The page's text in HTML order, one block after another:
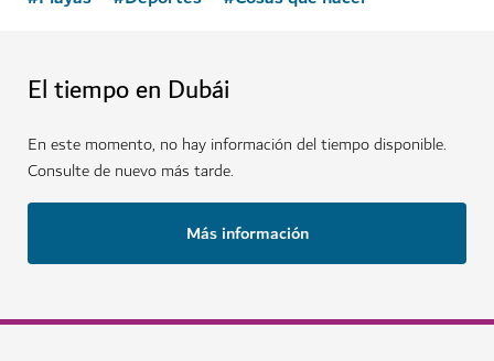
El tiempo en Dubái
En este momento, no hay información del tiempo disponible.
Consulte de nuevo más tarde.
Más información